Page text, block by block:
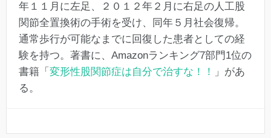
年１１月に左足、２０１２年２月に右足の人工股
関節全置換術の手術を受け、同年５月社会復帰。
通常歩行が可能なまでに回復した患者としての経
験を持つ。著書に、Amazonランキング7部門1位の
書籍「 変形性股関節症は自分で治すな！！
」があ
る。